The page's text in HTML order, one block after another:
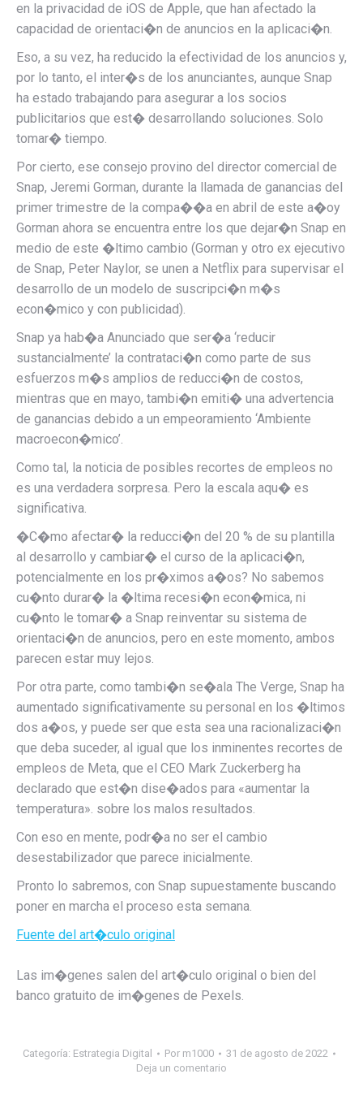
en la privacidad de iOS de Apple, que han afectado la
capacidad de orientaci�n de anuncios en la aplicaci�n.
Eso, a su vez, ha reducido la efectividad de los anuncios y,
por lo tanto, el inter�s de los anunciantes, aunque Snap
ha estado trabajando para asegurar a los socios
publicitarios que est� desarrollando soluciones. Solo
tomar� tiempo.
Por cierto, ese consejo provino del director comercial de
Snap, Jeremi Gorman, durante la llamada de ganancias del
primer trimestre de la compa��a en abril de este a�oy
Gorman ahora se encuentra entre los que dejar�n Snap en
medio de este �ltimo cambio (Gorman y otro ex ejecutivo
de Snap, Peter Naylor, se unen a Netflix para supervisar el
desarrollo de un modelo de suscripci�n m�s
econ�mico y con publicidad).
Snap ya hab�a Anunciado que ser�a ‘reducir
sustancialmente’ la contrataci�n como parte de sus
esfuerzos m�s amplios de reducci�n de costos,
mientras que en mayo, tambi�n emiti� una advertencia
de ganancias debido a un empeoramiento ‘Ambiente
macroecon�mico’.
Como tal, la noticia de posibles recortes de empleos no
es una verdadera sorpresa. Pero la escala aqu� es
significativa.
�C�mo afectar� la reducci�n del 20 % de su plantilla
al desarrollo y cambiar� el curso de la aplicaci�n,
potencialmente en los pr�ximos a�os? No sabemos
cu�nto durar� la �ltima recesi�n econ�mica, ni
cu�nto le tomar� a Snap reinventar su sistema de
orientaci�n de anuncios, pero en este momento, ambos
parecen estar muy lejos.
Por otra parte, como tambi�n se�ala The Verge, Snap ha
aumentado significativamente su personal en los �ltimos
dos a�os, y puede ser que esta sea una racionalizaci�n
que deba suceder, al igual que los inminentes recortes de
empleos de Meta, que el CEO Mark Zuckerberg ha
declarado que est�n dise�ados para «aumentar la
temperatura». sobre los malos resultados.
Con eso en mente, podr�a no ser el cambio
desestabilizador que parece inicialmente.
Pronto lo sabremos, con Snap supuestamente buscando
poner en marcha el proceso esta semana.
Fuente del art�culo original
Las im�genes salen del art�culo original o bien del
banco gratuito de im�genes de Pexels.
Categoría: Estrategia Digital Por m1000
31 de agosto de 2022
Deja un comentario